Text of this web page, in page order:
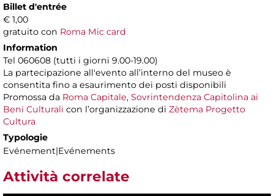
Billet d'entrée
€ 1,00
gratuito con Roma Mic card
Information
Tel 060608 (tutti i giorni 9.00-19.00)
La partecipazione all'evento all’interno del museo è
consentita fino a esaurimento dei posti disponibili
Promossa da Roma Capitale, Sovrintendenza Capitolina ai
Beni Culturali con l’organizzazione di Zètema Progetto
Cultura
Typologie
Evénement|Evénements
Attività correlate